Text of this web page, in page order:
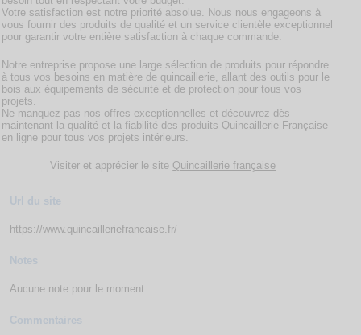
Votre satisfaction est notre priorité absolue. Nous nous engageons à
vous fournir des produits de qualité et un service clientèle exceptionnel
pour garantir votre entière satisfaction à chaque commande.
Notre entreprise propose une large sélection de produits pour répondre
à tous vos besoins en matière de quincaillerie, allant des outils pour le
bois aux équipements de sécurité et de protection pour tous vos
projets.
Ne manquez pas nos offres exceptionnelles et découvrez dès
maintenant la qualité et la fiabilité des produits Quincaillerie Française
en ligne pour tous vos projets intérieurs.
Visiter et apprécier le site Quincaillerie française
Url du site
https://www.quincailleriefrancaise.fr/
Notes
Aucune note pour le moment
Commentaires